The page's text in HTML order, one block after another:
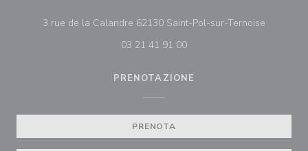
3 rue de la Calandre 62130 Saint-Pol-sur-Ternoise
03 21 41 91 00
PRENOTAZIONE
PRENOTA